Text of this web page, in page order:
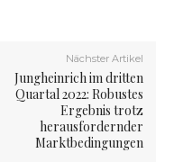
Nächster Artikel
Jungheinrich im dritten
Quartal 2022: Robustes
Ergebnis trotz
herausfordernder
Marktbedingungen